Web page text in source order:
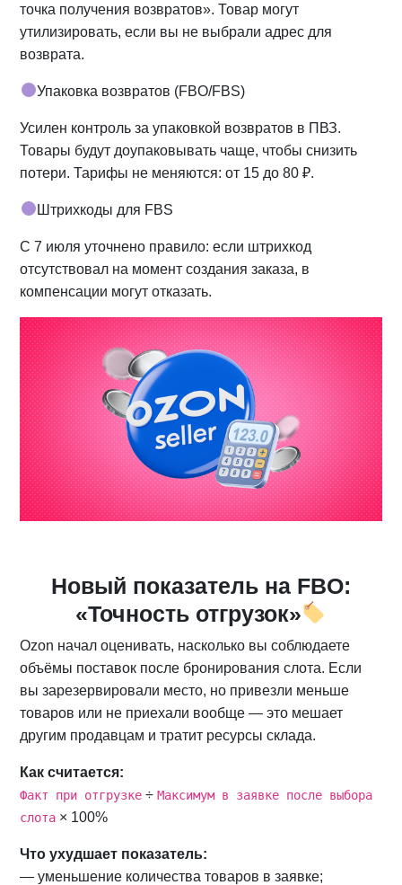
точка получения возвратов». Товар могут
утилизировать, если вы не выбрали адрес для
возврата.
Упаковка возвратов (FBO/FBS)
Усилен контроль за упаковкой возвратов в ПВЗ.
Товары будут доупаковывать чаще, чтобы снизить
потери. Тарифы не меняются: от 15 до 80 ₽.
Штрихкоды для FBS
С 7 июля уточнено правило: если штрихкод
отсутствовал на момент создания заказа, в
компенсации могут отказать.
Новый показатель на FBO:
«Точность отгрузок»
Ozon начал оценивать, насколько вы соблюдаете
объёмы поставок после бронирования слота. Если
вы зарезервировали место, но привезли меньше
товаров или не приехали вообще — это мешает
другим продавцам и тратит ресурсы склада.
Как считается:
Факт при отгрузке ÷Максимум в заявке после выбора
слота × 100%
Что ухудшает показатель:
— уменьшение количества товаров в заявке;